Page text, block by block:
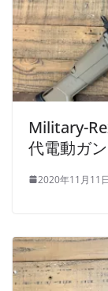
Military-
代電動ガン
2020年11月11日